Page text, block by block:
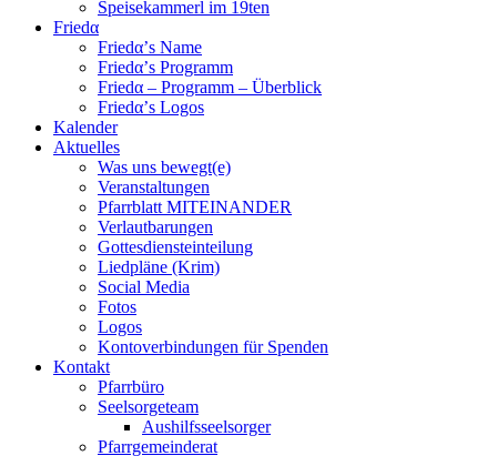
Speisekammerl im 19ten
Friedα
Friedα’s Name
Friedα’s Programm
Friedα – Programm – Überblick
Friedα’s Logos
Kalender
Aktuelles
Was uns bewegt(e)
Veranstaltungen
Pfarrblatt MITEINANDER
Verlautbarungen
Gottesdiensteinteilung
Liedpläne (Krim)
Social Media
Fotos
Logos
Kontoverbindungen für Spenden
Kontakt
Pfarrbüro
Seelsorgeteam
Aushilfsseelsorger
Pfarrgemeinderat